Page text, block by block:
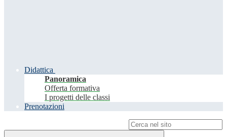
Didattica
Panoramica
Offerta formativa
I progetti delle classi
Prenotazioni